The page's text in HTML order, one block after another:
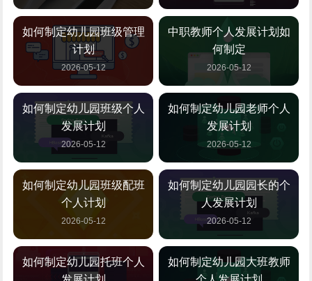
如何制定幼儿园班级管理
计划
2026-05-12
中职教师个人发展计划如
何制定
2026-05-12
如何制定幼儿园班级个人
发展计划
2026-05-12
如何制定幼儿园老师个人
发展计划
2026-05-12
如何制定幼儿园班级配班
个人计划
2026-05-12
如何制定幼儿园园长的个
人发展计划
2026-05-12
如何制定幼儿园托班个人
如何制定幼儿园大班教师